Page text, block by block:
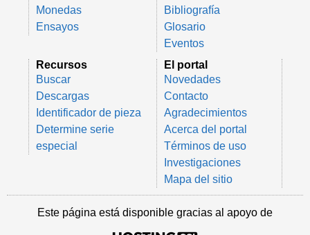
Monedas
Ensayos
Bibliografía
Glosario
Eventos
Recursos
Buscar
Descargas
Identificador de pieza
Determine serie
especial
El portal
Novedades
Contacto
Agradecimientos
Acerca del portal
Términos de uso
Investigaciones
Mapa del sitio
Este página está disponible gracias al apoyo de